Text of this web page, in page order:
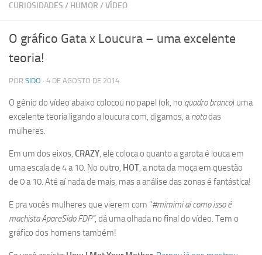
CURIOSIDADES / HUMOR /VÍDEO
O gráfico Gata x Loucura – uma excelente
teoria!
POR SIDO · 4 DE AGOSTO DE 2014
O gênio do vídeo abaixo colocou no papel (ok, no quadro branco) uma
excelente teoria ligando a loucura com, digamos, anotadas
mulheres.
Em um dos eixos, CRAZY, ele coloca o quanto a garota é louca em
uma escala de 4 a 10. No outro, HOT, a nota da moça em questão
de 0 a 10. Até aí nada de mais, mas a análise das zonas é fantástica!
E pra vocês mulheres que vierem com “#mimimi ai como isso é
machista ApareSido FDP”, dá uma olhada no final do vídeo. Tem o
gráfico dos homens também!